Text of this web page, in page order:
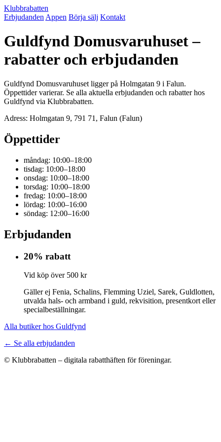
Klubbrabatten
Erbjudanden Appen Börja sälj Kontakt
Guldfynd Domusvaruhuset –
rabatter och erbjudanden
Guldfynd Domusvaruhuset ligger på Holmgatan 9 i Falun.
Öppettider varierar. Se alla aktuella erbjudanden och rabatter hos
Guldfynd via Klubbrabatten.
Adress: Holmgatan 9, 791 71, Falun (Falun)
Öppettider
måndag: 10:00–18:00
tisdag: 10:00–18:00
onsdag: 10:00–18:00
torsdag: 10:00–18:00
fredag: 10:00–18:00
lördag: 10:00–16:00
söndag: 12:00–16:00
Erbjudanden
20% rabatt
Vid köp över 500 kr
Gäller ej Fenia, Schalins, Flemming Uziel, Sarek, Guldlotten,
utvalda hals- och armband i guld, rekvisition, presentkort eller
specialbeställningar.
Alla butiker hos Guldfynd
← Se alla erbjudanden
© Klubbrabatten – digitala rabatthäften för föreningar.